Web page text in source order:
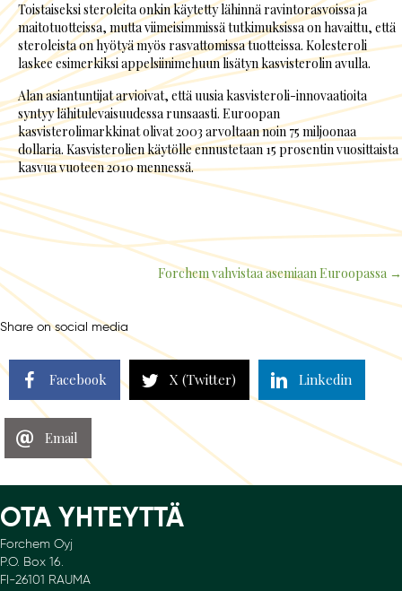
Toistaiseksi steroleita onkin käytetty lähinnä ravintorasvoissa ja
maitotuotteissa, mutta viimeisimmissä tutkimuksissa on havaittu, että
steroleista on hyötyä myös rasvattomissa tuotteissa. Kolesteroli
laskee esimerkiksi appelsiinimehuun lisätyn kasvisterolin avulla.
Alan asiantuntijat arvioivat, että uusia kasvisteroli-innovaatioita
syntyy lähitulevaisuudessa runsaasti. Euroopan
kasvisterolimarkkinat olivat 2003 arvoltaan noin 75 miljoonaa
dollaria. Kasvisterolien käytölle ennustetaan 15 prosentin vuosittaista
kasvua vuoteen 2010 mennessä.
Posts
navigation
Forchem vahvistaa asemiaan Euroopassa →
Share on social media
Facebook X (Twitter) Linkedin
Email
OTA YHTEYTTÄ
Forchem Oyj
P.O. Box 16.
FI-26101 RAUMA